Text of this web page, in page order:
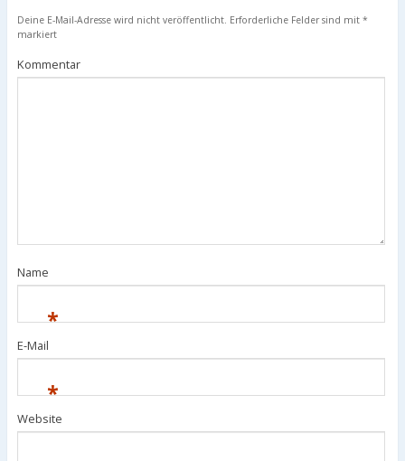
Deine E-Mail-Adresse wird nicht veröffentlicht. Erforderliche Felder sind mit *
markiert
Kommentar
Name
*
E-Mail
*
Website